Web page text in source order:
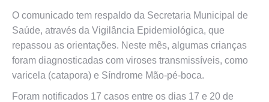
O comunicado tem respaldo da Secretaria Municipal de
Saúde, através da Vigilância Epidemiológica, que
repassou as orientações. Neste mês, algumas crianças
foram diagnosticadas com viroses transmissíveis, como
varicela (catapora) e Síndrome Mão-pé-boca.
Foram notificados 17 casos entre os dias 17 e 20 de